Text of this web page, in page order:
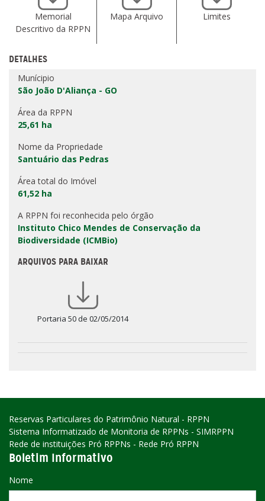
Memorial
Descritivo da RPPN
Mapa Arquivo Limites
DETALHES
Munícipio
São João D'Aliança - GO
Área da RPPN
25,61 ha
Nome da Propriedade
Santuário das Pedras
Área total do Imóvel
61,52 ha
A RPPN foi reconhecida pelo órgão
Instituto Chico Mendes de Conservação da
Biodiversidade (ICMBio)
ARQUIVOS PARA BAIXAR
Portaria 50 de 02/05/2014
Reservas Particulares do Patrimônio Natural - RPPN
Sistema Informatizado de Monitoria de RPPNs - SIMRPPN
Rede de instituições Pró RPPNs - Rede Pró RPPN
Boletim Informativo
Nome